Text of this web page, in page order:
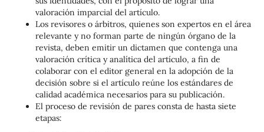
valoración imparcial del artículo.
Los revisores o árbitros, quienes son expertos en el área
relevante y no forman parte de ningún órgano de la
revista, deben emitir un dictamen que contenga una
valoración crítica y analítica del artículo, a fin de
colaborar con el editor general en la adopción de la
decisión sobre si el artículo reúne los estándares de
calidad académica necesarios para su publicación.
El proceso de revisión de pares consta de hasta siete
etapas: